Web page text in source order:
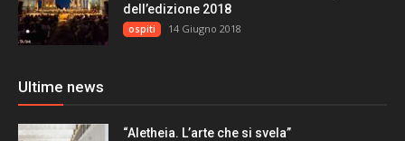
dell’edizione 2018
ospiti 14 Giugno 2018
Ultime news
“Aletheia. L’arte che si svela”